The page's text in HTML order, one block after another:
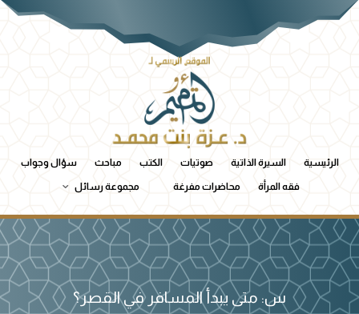
الرئيسية السيرة الذاتية صوتيات الكتب مباحث سؤال وجواب
فقه المرأة محاضرات مفرغة مجموعة رسائل
س: متى يبدأ المسافر في القصر؟